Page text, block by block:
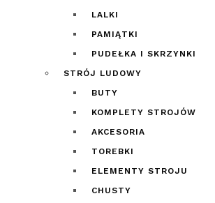
LALKI
PAMIĄTKI
PUDEŁKA I SKRZYNKI
STRÓJ LUDOWY
BUTY
KOMPLETY STROJÓW
AKCESORIA
TOREBKI
ELEMENTY STROJU
CHUSTY